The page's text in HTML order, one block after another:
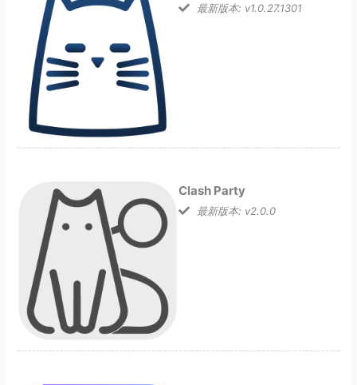
最新版本: v1.0.27.1301
Clash Party
最新版本: v2.0.0